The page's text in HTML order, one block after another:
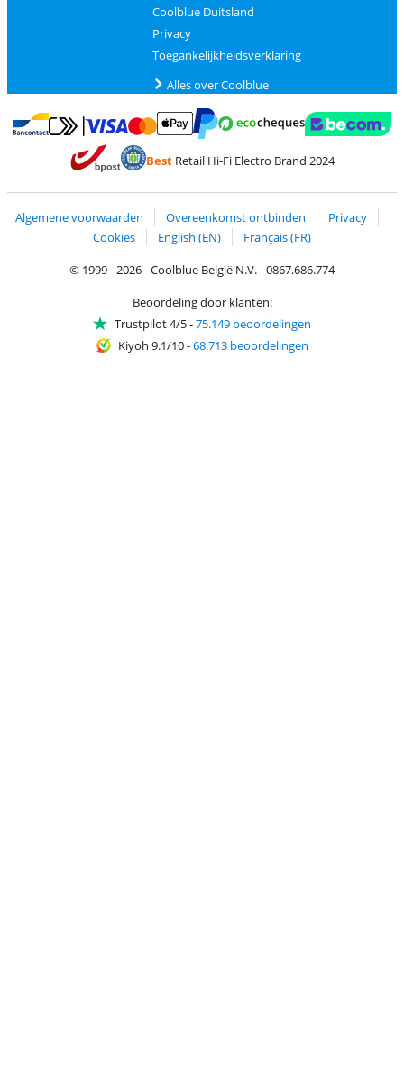
Coolblue Duitsland
Privacy
Toegankelijkheidsverklaring
Alles over Coolblue
Betalen met Bancontact
Betalen met MasterCard en Visa via ClickToPay
BestRetail Hi-Fi Electro Brand 2024
Algemene voorwaarden Overeenkomst ontbinden
Privacy
Cookies
English (EN)
Français (FR)
© 1999 - 2026 - Coolblue België N.V. - 0867.686.774
Beoordeling door klanten:
Trustpilot 4/5-75.149 beoordelingen
Kiyoh 9.1/10-68.713 beoordelingen